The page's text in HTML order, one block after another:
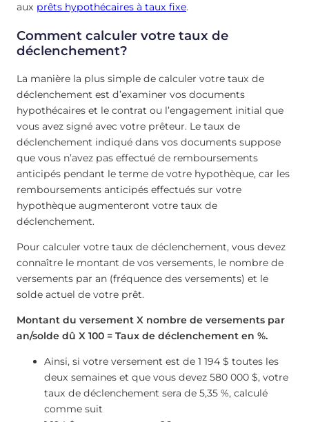
aux prêts hypothécaires à taux fixe.
Comment calculer votre taux de
déclenchement?
La manière la plus simple de calculer votre taux de
déclenchement est d’examiner vos documents
hypothécaires et le contrat ou l’engagement initial que
vous avez signé avec votre prêteur. Le taux de
déclenchement indiqué dans vos documents suppose
que vous n’avez pas effectué de remboursements
anticipés pendant le terme de votre hypothèque, car les
remboursements anticipés effectués sur votre
hypothèque augmenteront votre taux de
déclenchement.
Pour calculer votre taux de déclenchement, vous devez
connaître le montant de vos versements, le nombre de
versements par an (fréquence des versements) et le
solde actuel de votre prêt.
Montant du versement X nombre de versements par
an/solde dû X 100 = Taux de déclenchement en %.
Ainsi, si votre versement est de 1 194 $ toutes les
deux semaines et que vous devez 580 000 $, votre
taux de déclenchement sera de 5,35 %, calculé
comme suit